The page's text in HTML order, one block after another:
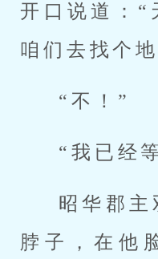
开口说道：“
咱们去找个
“不！”
“我已经
昭华郡主
脖子，在他